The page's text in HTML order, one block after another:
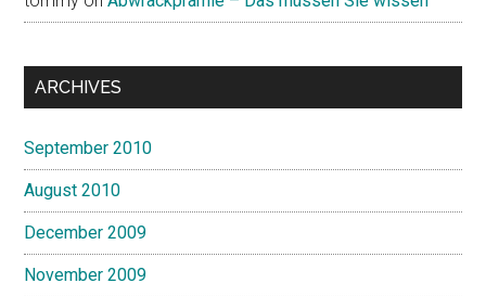
ARCHIVES
September 2010
August 2010
December 2009
November 2009